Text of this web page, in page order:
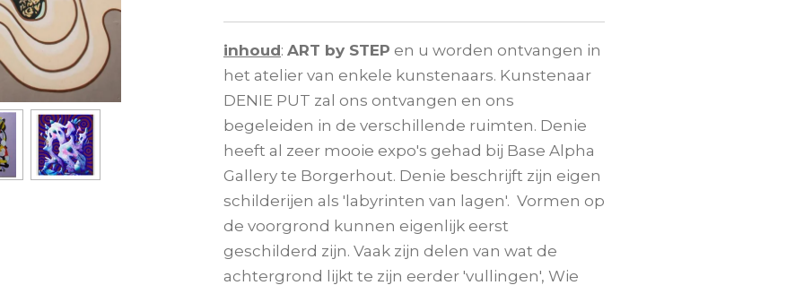
inhoud: ART by STEP en u worden ontvangen in
het atelier van enkele kunstenaars. Kunstenaar
DENIE PUT zal ons ontvangen en ons
begeleiden in de verschillende ruimten. Denie
heeft al zeer mooie expo's gehad bij Base Alpha
Gallery te Borgerhout. Denie beschrijft zijn eigen
schilderijen als 'labyrinten van lagen'. Vormen op
de voorgrond kunnen eigenlijk eerst
geschilderd zijn. Vaak zijn delen van wat de
achtergrond lijkt te zijn eerder 'vullingen', Wie